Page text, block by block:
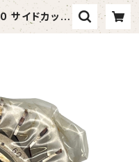
サイドカッタ
精工） | tom